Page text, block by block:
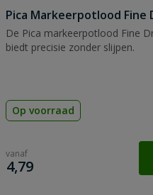
Pica Markeerpotlood Fine
De Pica markeerpotlood Fine
biedt precisie zonder slijpen.
Op voorraad
vanaf
€
4,79